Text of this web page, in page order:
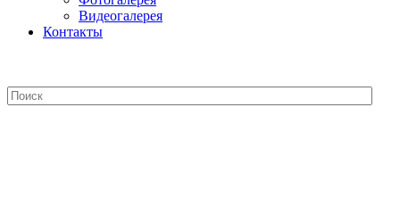
Видеогалерея
Контакты